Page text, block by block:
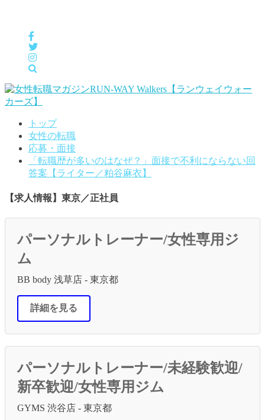
トップ
女性の転職
応募・面接
「転職歴が多いのはなぜ？」面接で不利にならない回
答案【ライター／粕谷麻衣】
【求人情報】東京／正社員
パーソナルトレーナー/女性専用ジ
ム
BB body 浅草店 - 東京都
詳細を見る
パーソナルトレーナー/未経験歓迎/
新卒歓迎/女性専用ジム
GYMS 渋谷店 - 東京都